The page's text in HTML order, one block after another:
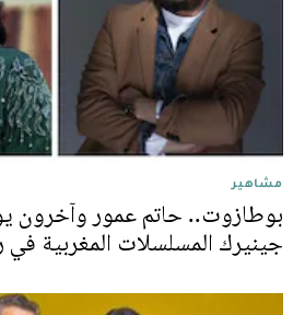
مشاهير
بوطازوت.. حاتم عمور وآخرون
جينيرك المسلسلات المغربية في